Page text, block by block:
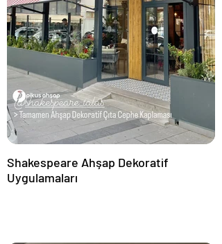
Shakespeare Ahşap Dekoratif
Uygulamaları